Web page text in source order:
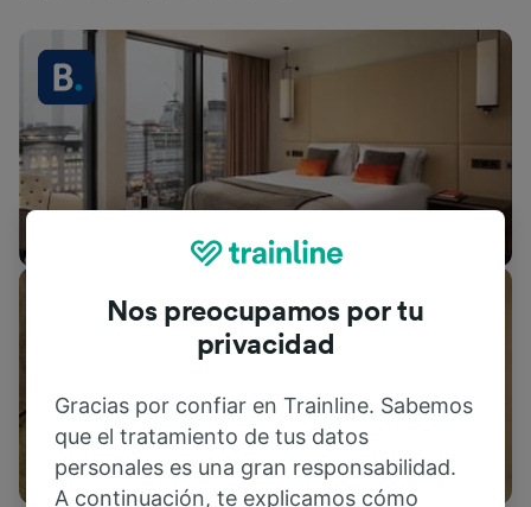
Actividades
Nos preocupamos por tu
privacidad
Gracias por confiar en Trainline. Sabemos
que el tratamiento de tus datos
personales es una gran responsabilidad.
A continuación, te explicamos cómo